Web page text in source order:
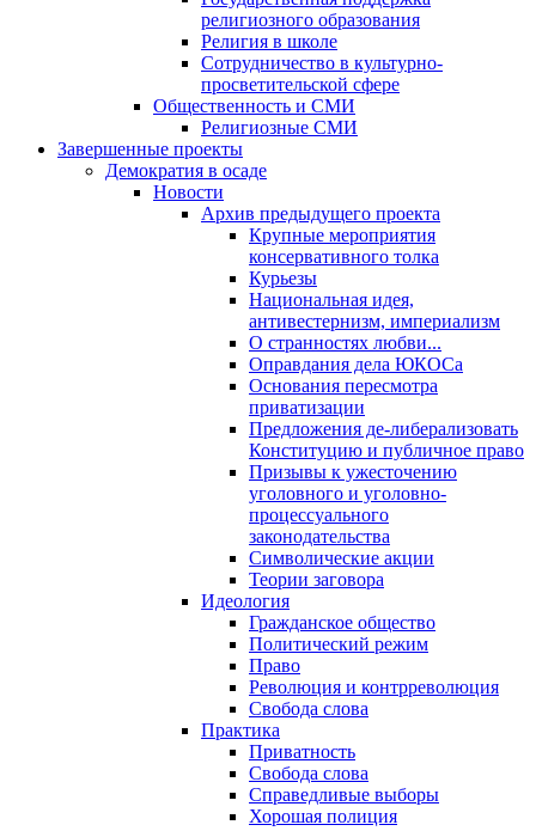
религиозного образования
Религия в школе
Сотрудничество в культурно-
просветительской сфере
Общественность и СМИ
Религиозные СМИ
Завершенные проекты
Демократия в осаде
Новости
Архив предыдущего проекта
Крупные мероприятия
консервативного толка
Курьезы
Национальная идея,
антивестернизм, империализм
О странностях любви...
Оправдания дела ЮКОСа
Основания пересмотра
приватизации
Предложения де-либерализовать
Конституцию и публичное право
Призывы к ужесточению
уголовного и уголовно-
процессуального
законодательства
Символические акции
Теории заговора
Идеология
Гражданское общество
Политический режим
Право
Революция и контрреволюция
Свобода слова
Практика
Приватность
Свобода слова
Справедливые выборы
Хорошая полиция